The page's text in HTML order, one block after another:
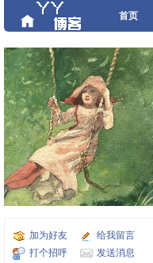
首页
加为好友
给我留言
打个招呼
发送消息